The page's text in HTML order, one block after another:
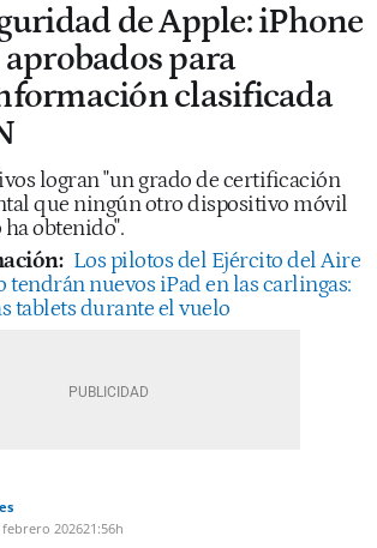
de Apple: iPhone
para
clasificada
logran "un grado de certificación
que ningún otro dispositivo móvil
obtenido".
Los pilotos del Ejército del Aire
tendrán nuevos iPad en las carlingas:
tablets durante el vuelo
febrero 202621:56h